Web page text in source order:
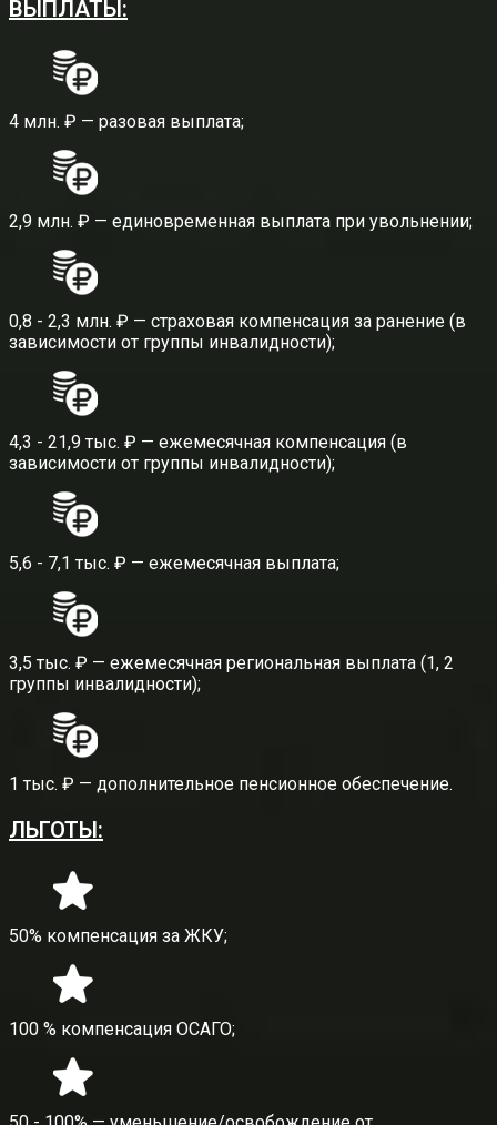
ВЫПЛАТЫ:
4 млн. ₽ — разовая выплата;
2,9 млн. ₽ — единовременная выплата при увольнении;
0,8 - 2,3 млн. ₽ — страховая компенсация за ранение (в
зависимости от группы инвалидности);
4,3 - 21,9 тыс. ₽ — ежемесячная компенсация (в
зависимости от группы инвалидности);
5,6 - 7,1 тыс. ₽ — ежемесячная выплата;
3,5 тыс. ₽ — ежемесячная региональная выплата (1, 2
группы инвалидности);
1 тыс. ₽ — дополнительное пенсионное обеспечение.
ЛЬГОТЫ:
50% компенсация за ЖКУ;
100 % компенсация ОСАГО;